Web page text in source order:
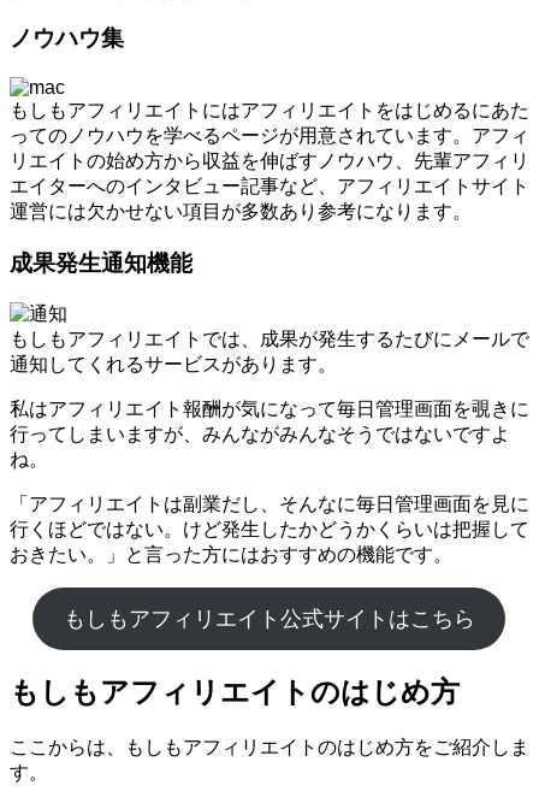
ノウハウ集
もしもアフィリエイトにはアフィリエイトをはじめるにあた
ってのノウハウを学べるページが用意されています。アフィ
リエイトの始め方から収益を伸ばすノウハウ、先輩アフィリ
エイターへのインタビュー記事など、アフィリエイトサイト
運営には欠かせない項目が多数あり参考になります。
成果発生通知機能
もしもアフィリエイトでは、成果が発生するたびにメールで
通知してくれるサービスがあります。
私はアフィリエイト報酬が気になって毎日管理画面を覗きに
行ってしまいますが、みんながみんなそうではないですよ
ね。
「アフィリエイトは副業だし、そんなに毎日管理画面を見に
行くほどではない。けど発生したかどうかくらいは把握して
おきたい。」と言った方にはおすすめの機能です。
もしもアフィリエイト公式サイトはこちら
もしもアフィリエイトのはじめ方
ここからは、もしもアフィリエイトのはじめ方をご紹介しま
す。